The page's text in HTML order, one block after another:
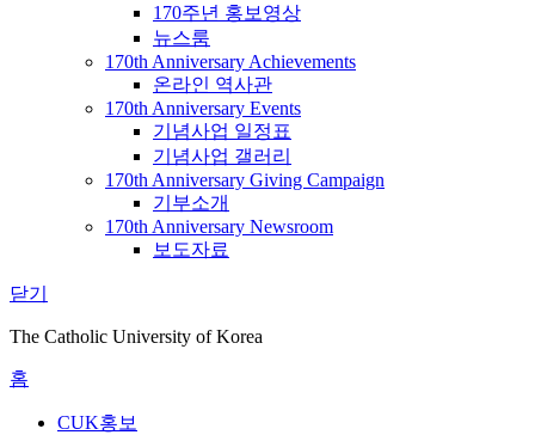
170주년 홍보영상
뉴스룸
170th Anniversary Achievements
온라인 역사관
170th Anniversary Events
기념사업 일정표
기념사업 갤러리
170th Anniversary Giving Campaign
기부소개
170th Anniversary Newsroom
보도자료
닫기
The Catholic University of Korea
홈
CUK홍보